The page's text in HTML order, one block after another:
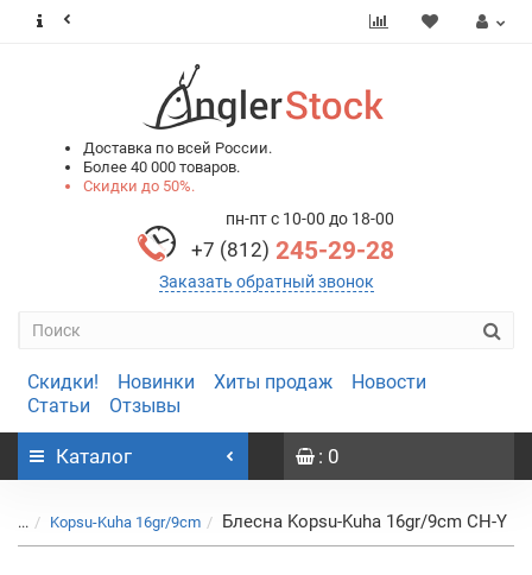
Доставка по всей России.
Более 40 000 товаров.
Скидки до 50%.
пн-пт с 10-00 до 18-00
+7 (812) 245-29-28
Заказать обратный звонок
Скидки! Новинки Хиты продаж
Новости
Статьи
Отзывы
Каталог : 0
... Kopsu-Kuha 16gr/9cm Блесна Kopsu-Kuha 16gr/9cm CH-Y